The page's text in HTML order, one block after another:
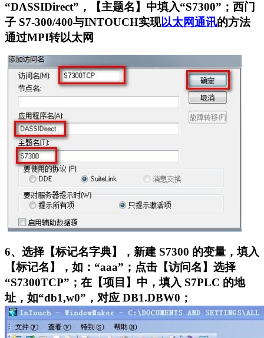
“DASSIDirect”，
【主题名】中填入“S7300”；西门
子 S7-300/400与INTOUCH实现以太网通讯的方法
通过MPI转以太网
6、选择【标记名字典】，新建 S7300 的变量，填入
【标记名】，如：“aaa”；点击【访问名】选择
“S7300TCP”；在【项目】中，填入 S7PLC 的地
址，如“db1,w0”，对应 DB1.DBW0；